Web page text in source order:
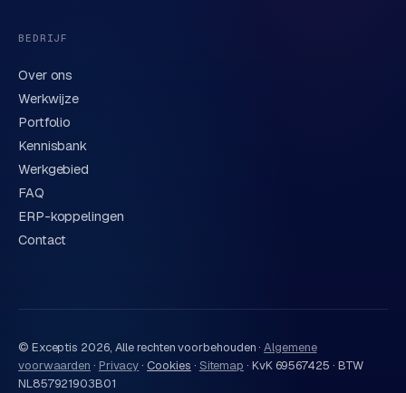
BEDRIJF
Over ons
Werkwijze
Portfolio
Kennisbank
Werkgebied
FAQ
ERP-koppelingen
Contact
© Exceptis 2026, Alle rechten voorbehouden · Algemene
voorwaarden · Privacy· Cookies · Sitemap · KvK 69567425 · BTW
NL857921903B01